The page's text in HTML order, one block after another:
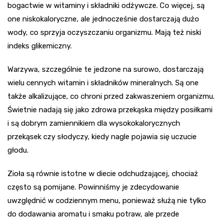
bogactwie w witaminy i składniki odżywcze. Co więcej, są
one niskokaloryczne, ale jednocześnie dostarczają dużo
wody, co sprzyja oczyszczaniu organizmu. Mają też niski
indeks glikemiczny.
Warzywa, szczególnie te jedzone na surowo, dostarczają
wielu cennych witamin i składników mineralnych. Są one
także alkalizujące, co chroni przed zakwaszeniem organizmu.
Świetnie nadają się jako zdrowa przekąska między posiłkami
i są dobrym zamiennikiem dla wysokokalorycznych
przekąsek czy słodyczy, kiedy nagle pojawia się uczucie
głodu.
Zioła są równie istotne w diecie odchudzającej, chociaż
często są pomijane. Powinniśmy je zdecydowanie
uwzględnić w codziennym menu, ponieważ służą nie tylko
do dodawania aromatu i smaku potraw, ale przede